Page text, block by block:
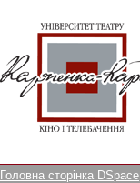
Головна сторінка DSpace